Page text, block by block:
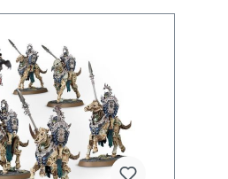
Code, um das Buch
Age of Sigmar: The App